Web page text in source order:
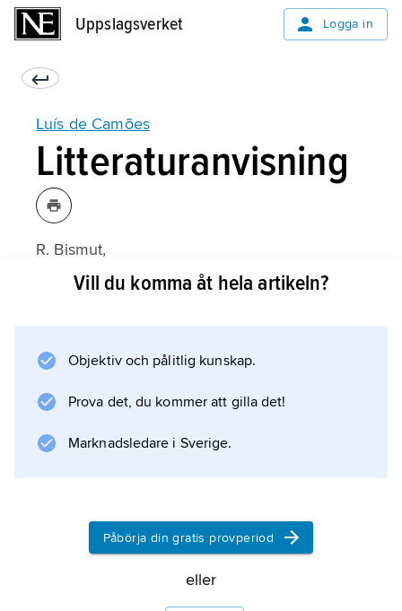
Uppslagsverket Logga in
Luís de Camões
Litteraturanvisning
R. Bismut,
La ”lyrique” de Camões
Vill du komma åt hela artikeln?
Objektiv och pålitlig kunskap.
Prova det, du kommer att gilla det!
Marknadsledare i Sverige.
Påbörja din gratis provperiod
eller